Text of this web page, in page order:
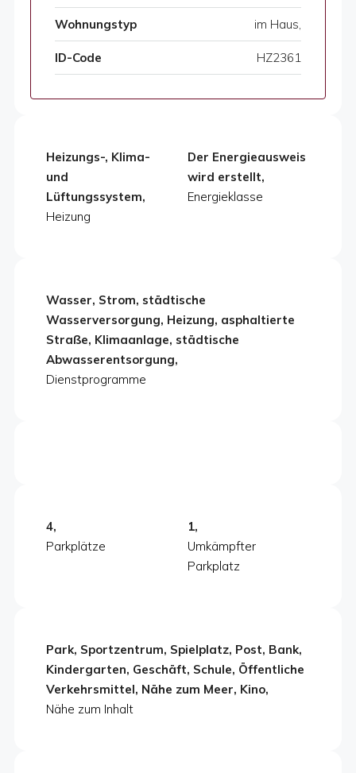
Wohnungstyp im Haus,
ID-Code HZ2361
Heizungs-, Klima-
und
Lüftungssystem,
Heizung
Der Energieausweis
wird erstellt,
Energieklasse
Wasser, Strom, städtische
Wasserversorgung, Heizung, asphaltierte
Straße, Klimaanlage, städtische
Abwasserentsorgung,
Dienstprogramme
4,
Parkplätze
1,
Umkämpfter
Parkplatz
Park, Sportzentrum, Spielplatz, Post, Bank,
Kindergarten, Geschäft, Schule, Öffentliche
Verkehrsmittel, Nähe zum Meer, Kino,
Nähe zum Inhalt